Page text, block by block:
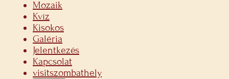
Mozaik
Kvíz
Kisokos
Galéria
Jelentkezés
Kapcsolat
visitszombathely